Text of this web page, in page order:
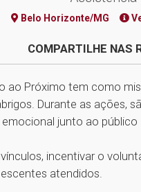
Belo Horizonte/MG
COMPARTILHE NAS
ao Próximo tem como
Durante as ações,
junto ao
incentivar o
atendidos.